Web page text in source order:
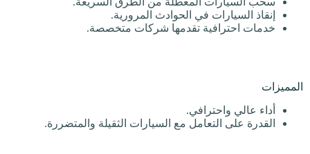
إنقاذ السيارات في الحوادث المرورية.
خدمات احترافية تقدمها شركات متخصصة.
المميزات
أداء عالي واحترافي.
القدرة على التعامل مع السيارات الثقيلة والمتضررة.